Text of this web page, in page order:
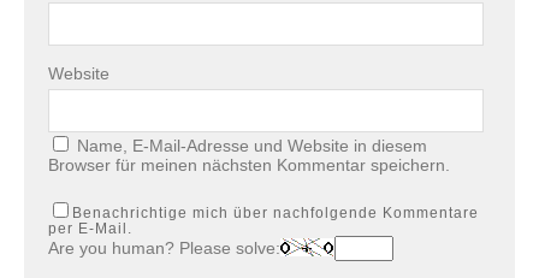
Website
Name, E-Mail-Adresse und Website in diesem
Browser für meinen nächsten Kommentar speichern.
Benachrichtige mich über nachfolgende Kommentare
per E-Mail.
Are you human? Please solve: